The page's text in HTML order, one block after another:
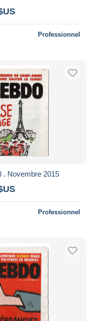
Professionnel
. Novembre 2015
Professionnel